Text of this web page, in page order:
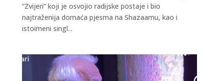
“Zvijeri” koji je osvojio radijske postaje i bio
najtraženija domaća pjesma na Shazaamu, kao i
istoimeni singl...